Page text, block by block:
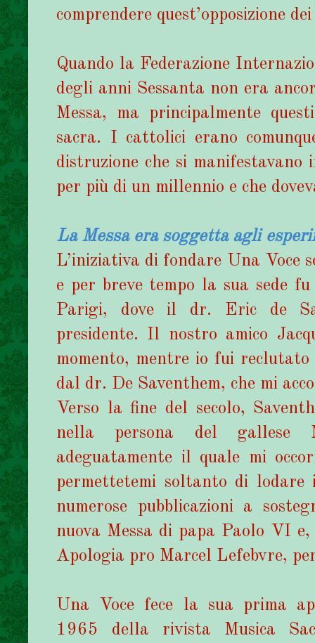
comprendere quest’opposizione
Quando la Federazione
degli anni Sessanta non era
Messa, ma principalmente
sacra. I cattolici erano
distruzione che si
per più di un millennio e che
La Messa era soggetta agli
L’iniziativa di fondare Una
e per breve tempo la sua sede
Parigi, dove il dr. Eric de
presidente. Il nostro amico
momento, mentre io fui
dal dr. De Saventhem, che mi
Verso la fine del secolo,
nella persona del gallese
adeguatamente il quale mi
permettetemi soltanto di
numerose pubblicazioni a
nuova Messa di papa Paolo VI
Apologia pro Marcel Lefebvre,
Una Voce fece la sua prima
1965 della rivista Musica